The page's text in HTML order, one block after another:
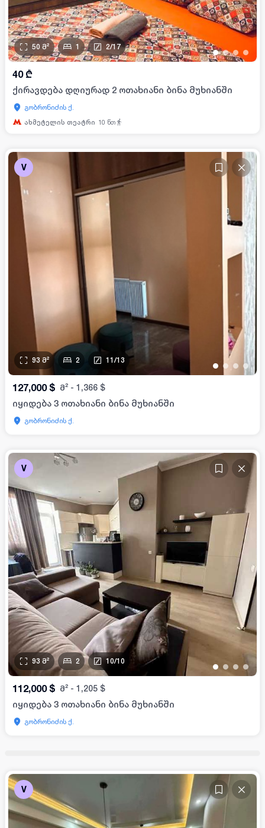
••• •
50 მ² 1 2/17
40 ₾
ქირავდება დღიურად 2 ოთახიანი ბინა მუხიანში
გობრონიძის ქ.
ახმეტელის თეატრი 10 წთ
V
• • • •
93 მ² 2 11/13
127,000 $ მ² - 1,366 $
იყიდება 3 ოთახიანი ბინა მუხიანში
გობრონიძის ქ.
V
• • • •
93 მ² 2 10/10
112,000 $ მ² - 1,205 $
იყიდება 3 ოთახიანი ბინა მუხიანში
გობრონიძის ქ.
V